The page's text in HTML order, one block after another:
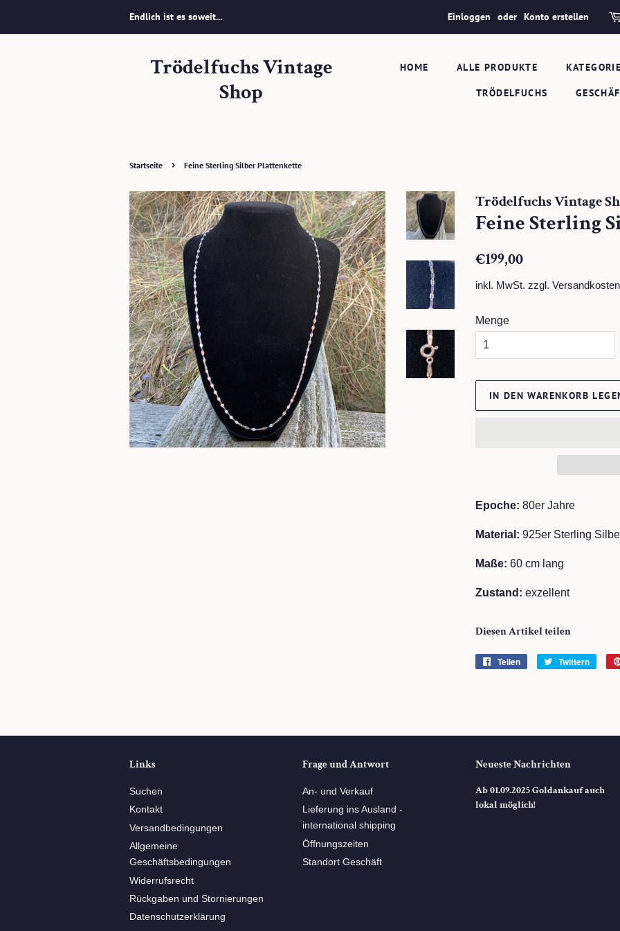
Endlich ist es soweit... Einloggen oder Konto erstellen
Trödelfuchs Vintage
Shop
HOME ALLE PRODUKTE
TRÖDELFUCHS
Startseite › Feine Sterling Silber Plattenkette
Trödelfuchs Vintage
Feine Sterling
Normaler
€199,00
inkl. MwSt. zzgl. Versandkosten
Menge
IN DEN WARENKORB
Epoche: 80er Jahre
Material: 925er Sterling
Maße: 60 cm lang
Zustand: exzellent
Diesen Artikel teilen
Teilen Twittern
Links
Suchen
Kontakt
Versandbedingungen
Allgemeine
Geschäftsbedingungen
Widerrufsrecht
Rückgaben und Stornierungen
Datenschutzerklärung
Frage und Antwort
An- und Verkauf
Lieferung ins Ausland -
international shipping
Öffnungszeiten
Standort Geschäft
Neueste Nachrichten
Ab 01.09.2025 Goldankauf auch
lokal möglich!